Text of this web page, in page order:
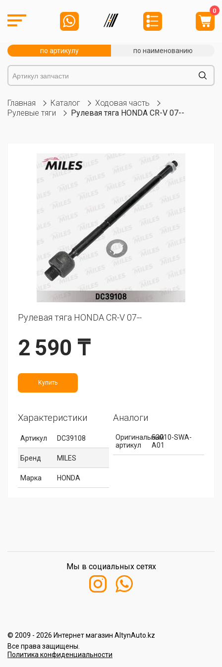
0
по артикулу по наименованию
Главная Каталог
Ходовая часть
Рулевые тяги
Рулевая тяга HONDA CR-V 07--
Рулевая тяга HONDA CR-V 07--
2 590 ₸
Купить
Характеристики
Артикул DC39108
Бренд MILES
Марка HONDA
Аналоги
Оригинальный
артикул
53010-SWA-
A01
© 2009 - 2026 Интернет магазин AltynAuto.kz
Все права защищены.
Политика конфиденциальности
Мы в социальных сетях